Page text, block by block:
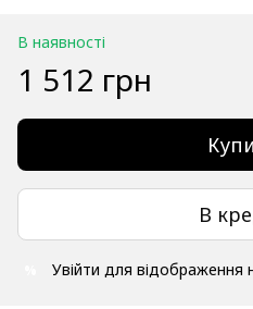
В наявності
1 512 грн
В
Увійти для відображення